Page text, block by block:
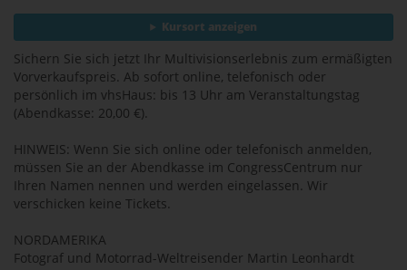
Kursort anzeigen
Sichern Sie sich jetzt Ihr Multivisionserlebnis zum ermäßigten
Vorverkaufspreis. Ab sofort online, telefonisch oder
persönlich im vhsHaus: bis 13 Uhr am Veranstaltungstag
(Abendkasse: 20,00 €).
HINWEIS: Wenn Sie sich online oder telefonisch anmelden,
müssen Sie an der Abendkasse im CongressCentrum nur
Ihren Namen nennen und werden eingelassen. Wir
verschicken keine Tickets.
NORDAMERIKA
Fotograf und Motorrad-Weltreisender Martin Leonhardt